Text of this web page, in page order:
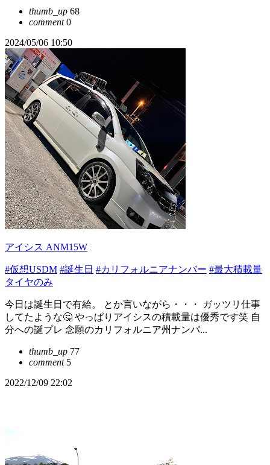
thumb_up 68
comment0
2024/05/06 10:50
アイシス ANM15W
#仮想USDM #誕生日 #カリフォルニアナンバー #最大積載量
タイヤのみ
今日は誕生日で有給。 とか言いながら・・・ ガッツリ仕事
してたような🤔 やっぱりアイシスの積載量は優秀です笑 自
分への誕プレ 念願のカリフォルニア州ナンバ...
thumb_up 77
comment5
2022/12/09 22:02